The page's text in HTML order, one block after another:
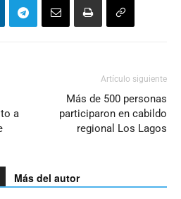
a
Artículo siguiente
Más de 500 personas
participaron en cabildo
regional Los Lagos
Más del autor